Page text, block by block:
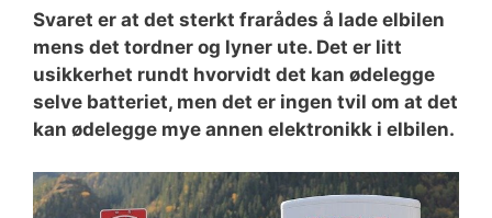
Svaret er at det sterkt frarådes å lade elbilen
mens det tordner og lyner ute. Det er litt
usikkerhet rundt hvorvidt det kan ødelegge
selve batteriet, men det er ingen tvil om at det
kan ødelegge mye annen elektronikk i elbilen.